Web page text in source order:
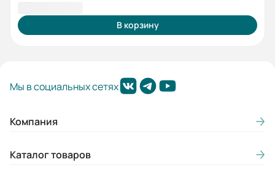
В корзину
Мы в социальных сетях
Компания
Каталог товаров